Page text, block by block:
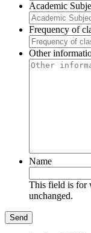
Academic
Frequency of
Other
Name
This field is for
unchanged.